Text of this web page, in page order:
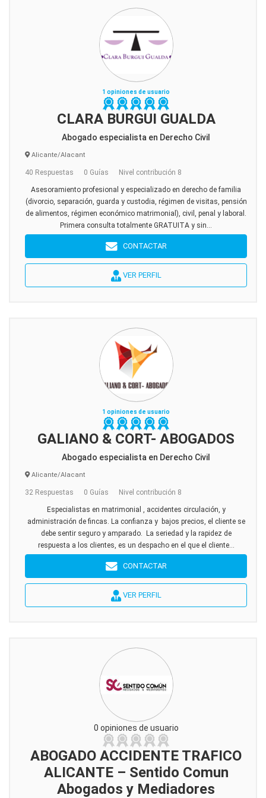
1 opiniones de usuario
CLARA BURGUI GUALDA
Abogado especialista en Derecho Civil
Alicante/Alacant
40 Respuestas 0 Guías Nivel contribución 8
Asesoramiento profesional y especializado en derecho de familia
(divorcio, separación, guarda y custodia, régimen de visitas, pensión
de alimentos, régimen económico matrimonial), civil, penal y laboral.
Primera consulta totalmente GRATUITA y sin...
CONTACTAR
VER PERFIL
1 opiniones de usuario
GALIANO & CORT- ABOGADOS
Abogado especialista en Derecho Civil
Alicante/Alacant
32 Respuestas 0 Guías Nivel contribución 8
Especialistas en matrimonial , accidentes circulación, y
administración de fincas. La confianza y bajos precios, el cliente se
debe sentir seguro y amparado. La seriedad y la rapidez de
respuesta a los clientes, es un despacho en el que el cliente...
CONTACTAR
VER PERFIL
0 opiniones de usuario
ABOGADO ACCIDENTE TRAFICO
ALICANTE – Sentido Comun
Abogados y Mediadores